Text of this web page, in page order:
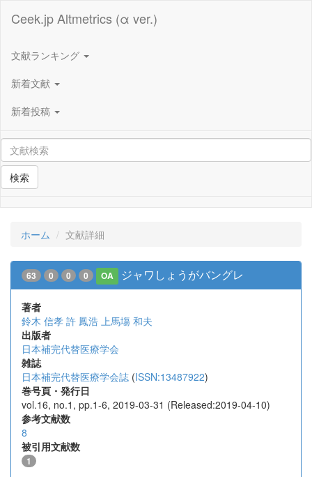
Ceek.jp Altmetrics (α ver.)
文献ランキング
新着文献
新着投稿
検索
ホーム 文献詳細
63 0 0 0 OA ジャワしょうがバングレ
著者
鈴木 信孝 許 鳳浩 上馬塲 和夫
出版者
日本補完代替医療学会
雑誌
日本補完代替医療学会誌 (ISSN:13487922)
巻号頁・発行日
vol.16, no.1, pp.1-6, 2019-03-31 (Released:2019-04-10)
参考文献数
8
被引用文献数
1